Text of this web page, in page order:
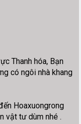
Thanh hóa, Bạn
có ngôi nhà khang
Hoaxuongrong
vật tư dùm nhé .